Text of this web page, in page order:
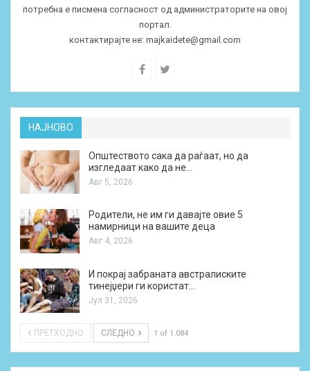
потребна е писмена согласност од администраторите на овој
портал.
контактирајте не: majkaidete@gmail.com
НАЈНОВО
Општеството сака да раѓаат, но да
изгледаат како да не…
Авг 5, 2026
Родители, не им ги давајте овие 5
намирници на вашите деца
Авг 4, 2026
И покрај забраната австралиските
тинејџери ги користат…
Јул 31, 2026
ПРЕТХОДНО СЛЕДНО 1 of 1.084